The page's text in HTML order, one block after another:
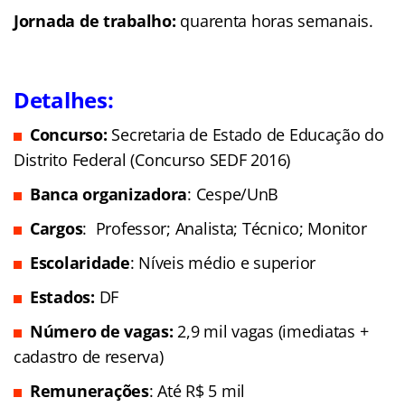
Jornada de trabalho: quarenta horas semanais.
Detalhes:
Concurso: Secretaria de Estado de Educação do
Distrito Federal (Concurso SEDF 2016)
Banca organizadora: Cespe/UnB
Cargos: Professor; Analista; Técnico; Monitor
Escolaridade: Níveis médio e superior
Estados: DF
Número de vagas: 2,9 mil vagas (imediatas +
cadastro de reserva)
Remunerações: Até R$ 5 mil